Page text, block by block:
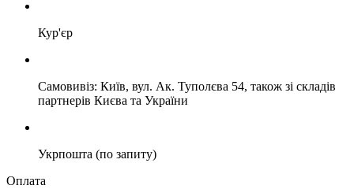
Кур'єр
Самовивіз: Київ, вул. Ак. Туполєва 54, також зі складів
партнерів Києва та України
Укрпошта (по запиту)
Оплата